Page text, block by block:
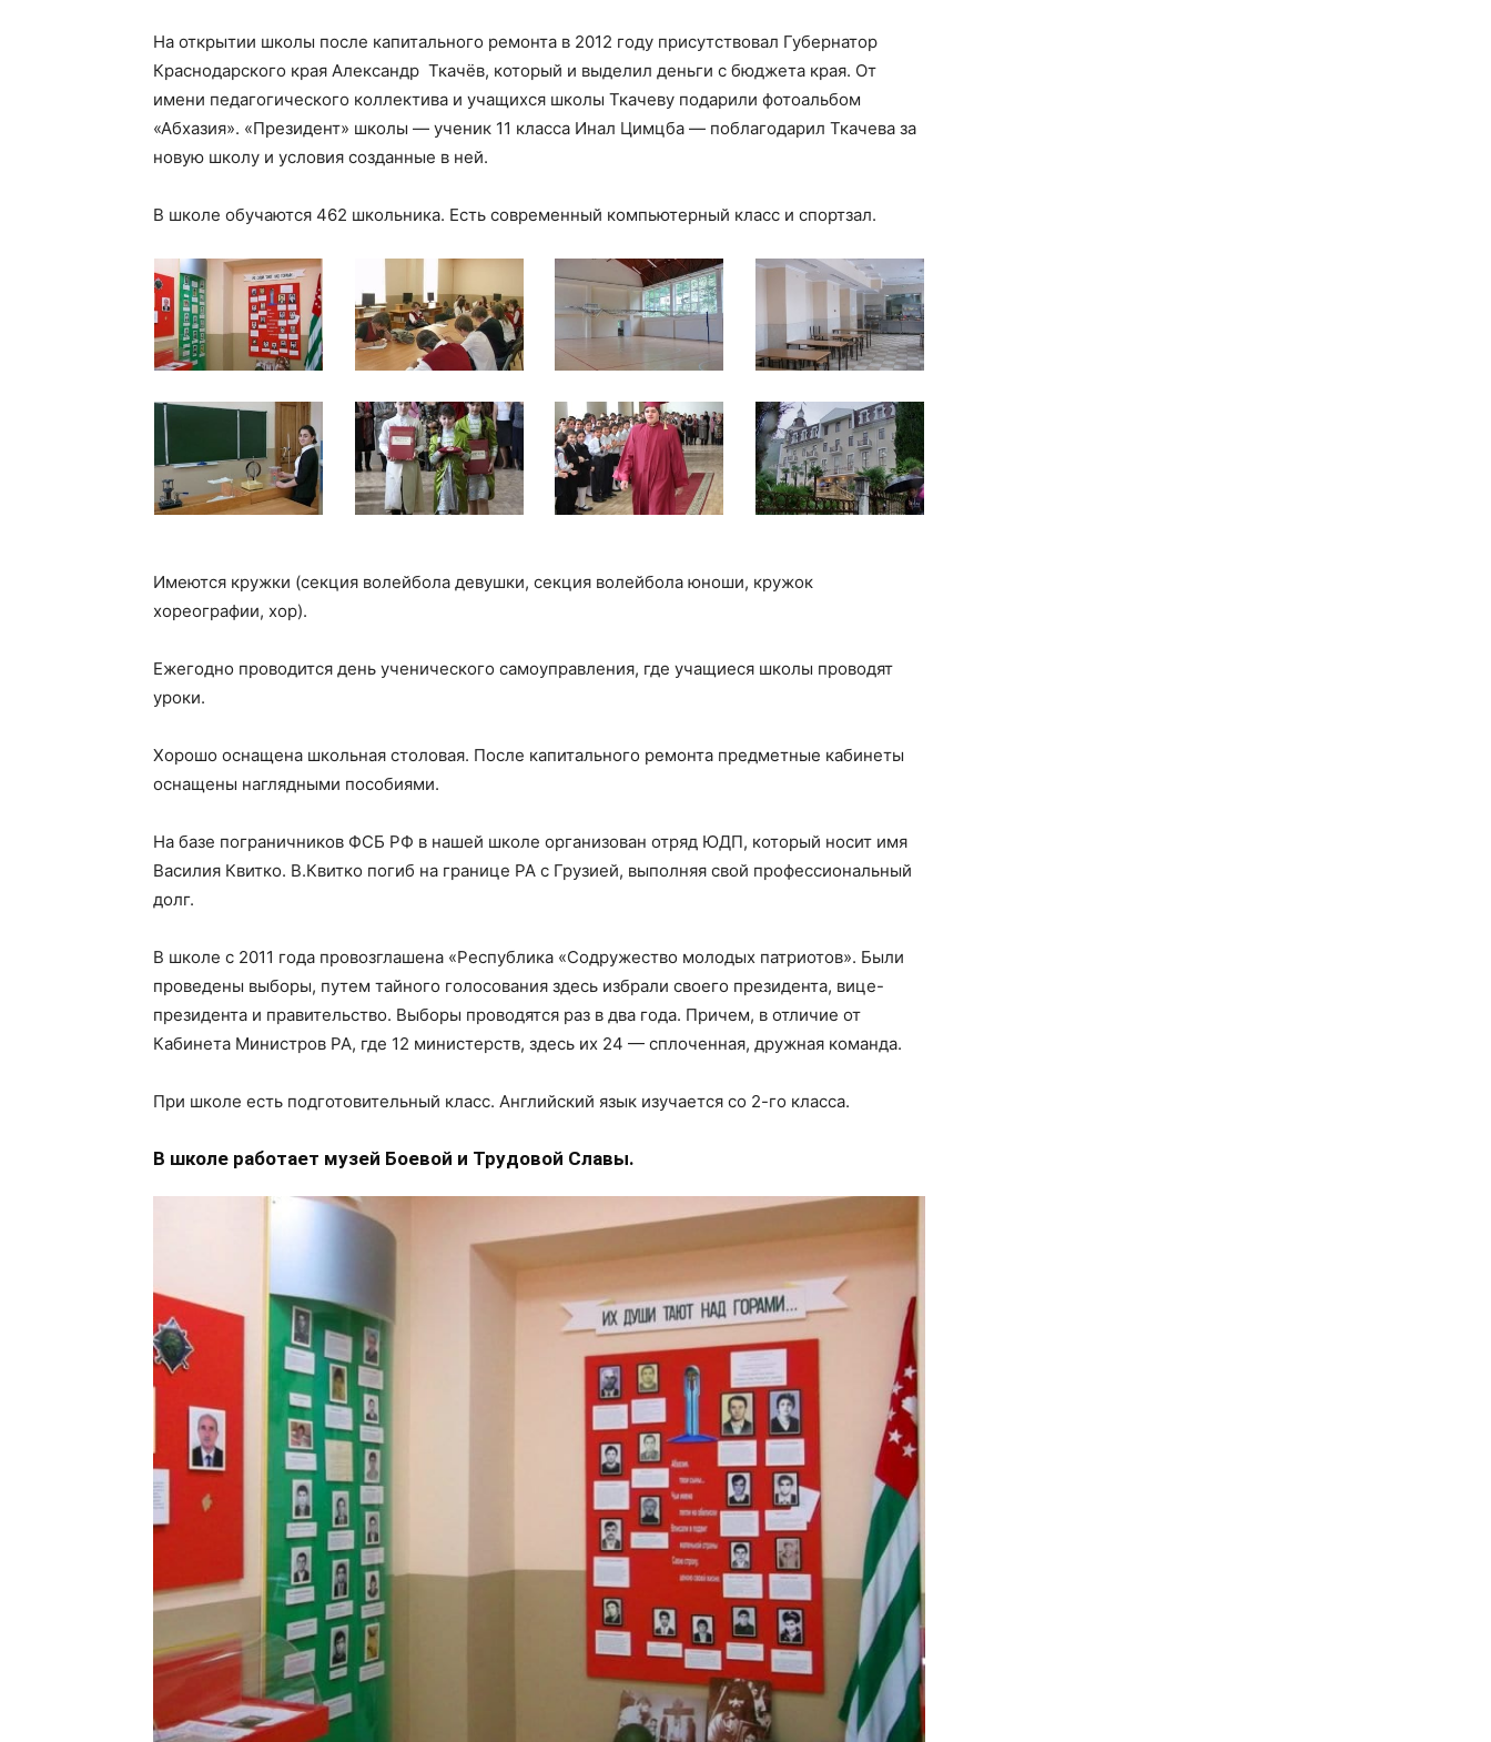
На открытии школы после капитального ремонта в 2012 году присутствовал Губернатор
Краснодарского края Александр Ткачёв, который и выделил деньги с бюджета края. От
имени педагогического коллектива и учащихся школы Ткачеву подарили фотоальбом
«Абхазия». «Президент» школы — ученик 11 класса Инал Цимцба — поблагодарил Ткачева за
новую школу и условия созданные в ней.
В школе обучаются 462 школьника. Есть современный компьютерный класс и спортзал.
Имеются кружки (секция волейбола девушки, секция волейбола юноши, кружок
хореографии, хор).
Ежегодно проводится день ученического самоуправления, где учащиеся школы проводят
уроки.
Хорошо оснащена школьная столовая. После капитального ремонта предметные кабинеты
оснащены наглядными пособиями.
На базе пограничников ФСБ РФ в нашей школе организован отряд ЮДП, который носит имя
Василия Квитко. В.Квитко погиб на границе РА с Грузией, выполняя свой профессиональный
долг.
В школе с 2011 года провозглашена «Республика «Содружество молодых патриотов». Были
проведены выборы, путем тайного голосования здесь избрали своего президента, вице-
президента и правительство. Выборы проводятся раз в два года. Причем, в отличие от
Кабинета Министров РА, где 12 министерств, здесь их 24 — сплоченная, дружная команда.
При школе есть подготовительный класс. Английский язык изучается со 2-го класса.
В школе работает музей Боевой и Трудовой Славы.